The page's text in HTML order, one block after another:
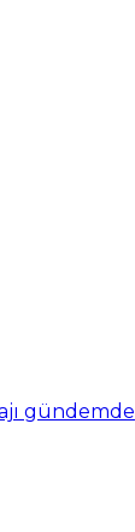
gündemde